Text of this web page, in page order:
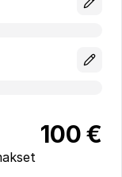
100€